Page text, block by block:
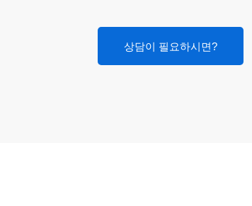
상담이 필요하시면?